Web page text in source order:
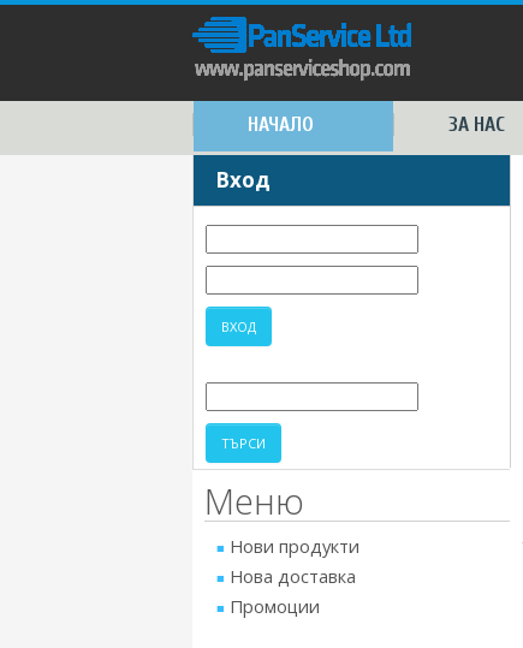
НАЧАЛО ЗА НАС
Вход
Меню
Нови продукти
Нова доставка
Промоции